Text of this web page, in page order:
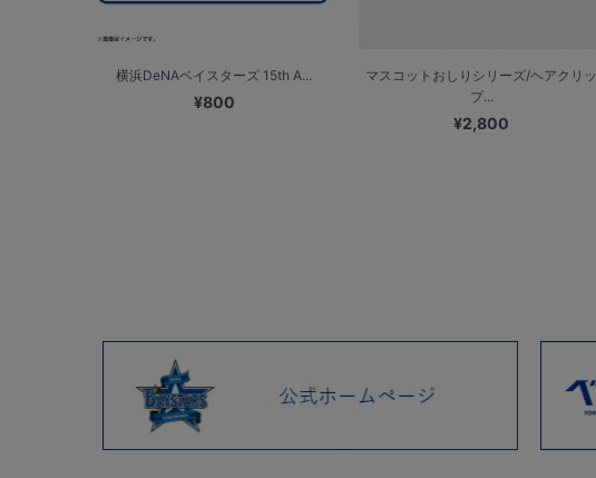
横浜DeNAベイスターズ 15th A...
¥800
マスコットおしりシリーズ/ヘアクリッ
プ...
¥2,800